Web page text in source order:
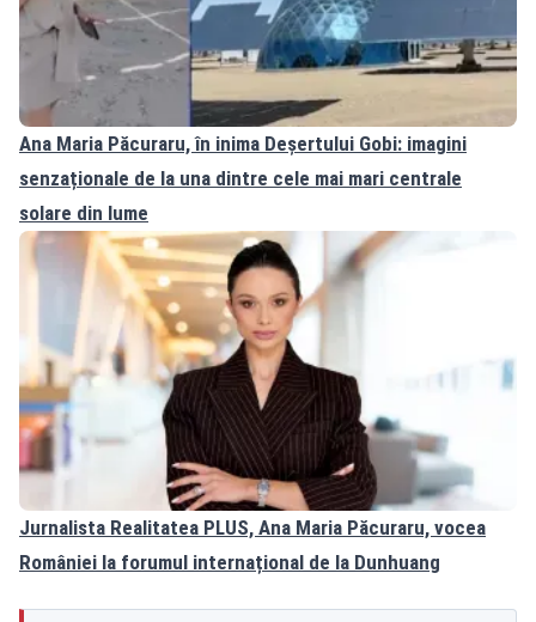
Ana Maria Păcuraru, în inima Deșertului Gobi: imagini
senzaționale de la una dintre cele mai mari centrale
solare din lume
Jurnalista Realitatea PLUS, Ana Maria Păcuraru, vocea
României la forumul internațional de la Dunhuang